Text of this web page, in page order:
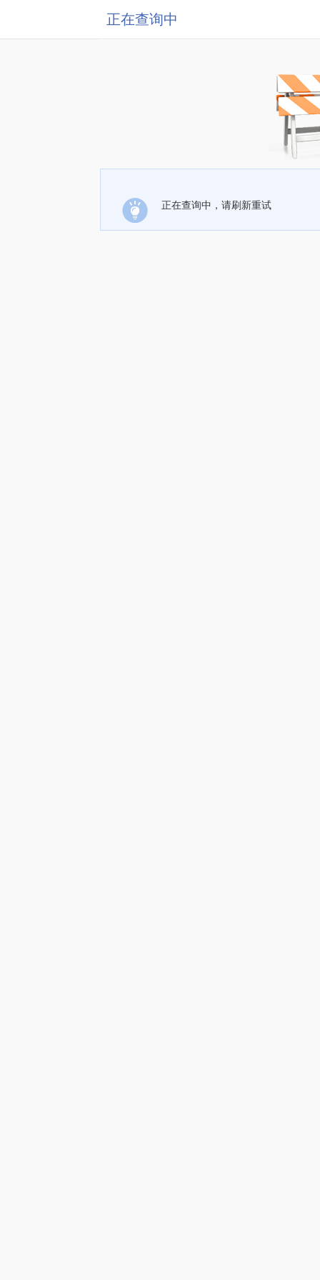
正在查询中
正在查询中，请刷新重试